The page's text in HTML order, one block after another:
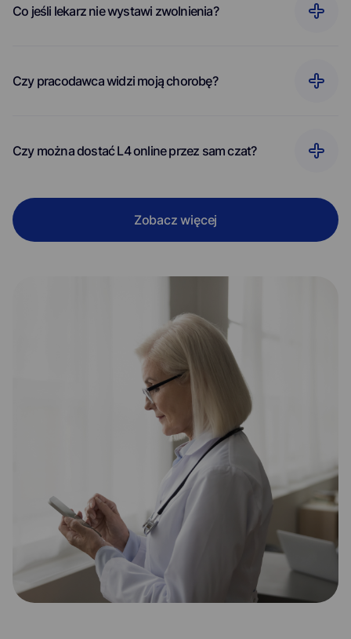
Co jeśli lekarz nie wystawi zwolnienia?
Czy pracodawca widzi moją chorobę?
Czy można dostać L4 online przez sam czat?
Zobacz więcej